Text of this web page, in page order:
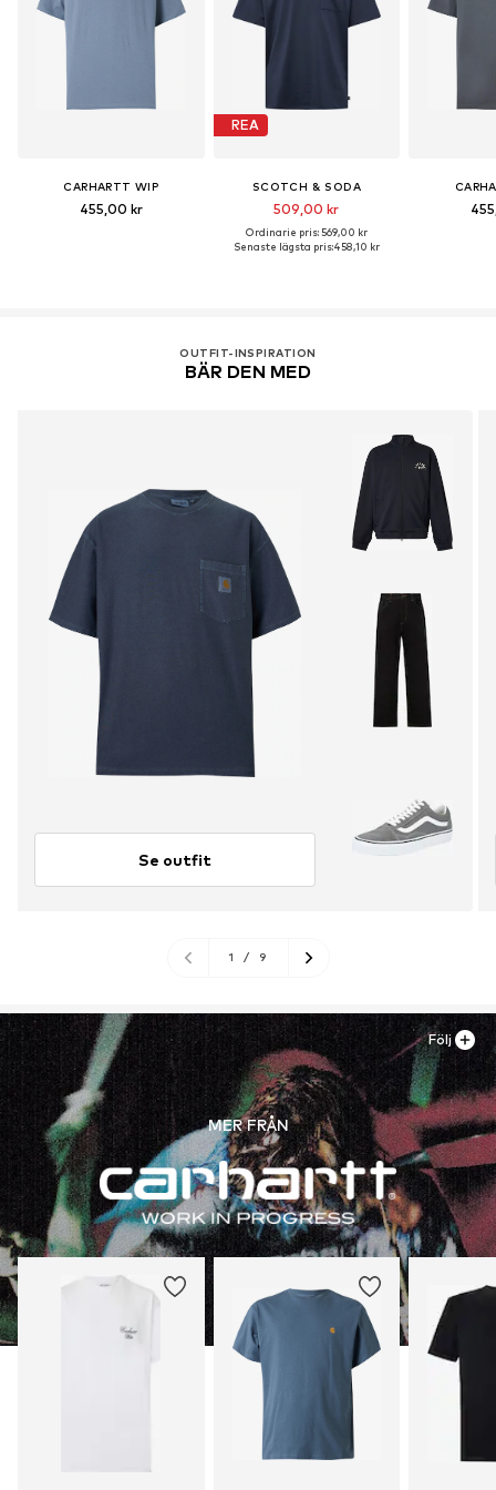
CARHARTT WIP
455,00 kr
REA
SCOTCH & SODA
509,00 kr
Ordinarie pris: 569,00 kr
Senaste lägsta pris:458,10 kr
OUTFIT-INSPIRATION
BÄR DEN MED
Se outfit
1 / 9
MER FRÅN
Följ